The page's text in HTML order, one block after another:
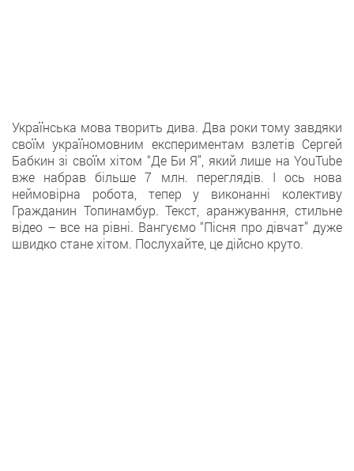
Українська мова творить дива. Два роки тому завдяки
своїм україномовним експериментам взлетів Сергей
Бабкин зі своїм хітом “Де Би Я”, який лише на YouTube
вже набрав більше 7 млн. переглядів. І ось нова
неймовірна робота, тепер у виконанні колективу
Гражданин Топинамбур. Текст, аранжування, стильне
відео – все на рівні. Вангуємо “Пісня про дівчат” дуже
швидко стане хітом. Послухайте, це дійсно круто.